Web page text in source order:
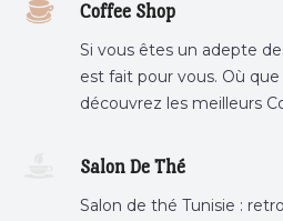
Coffee Shop
Si vous êtes un adepte
est fait pour vous. Où
découvrez les meilleurs
Salon De Thé
Salon de thé Tunisie :